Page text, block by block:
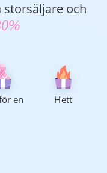
storsäljare och
en Hett